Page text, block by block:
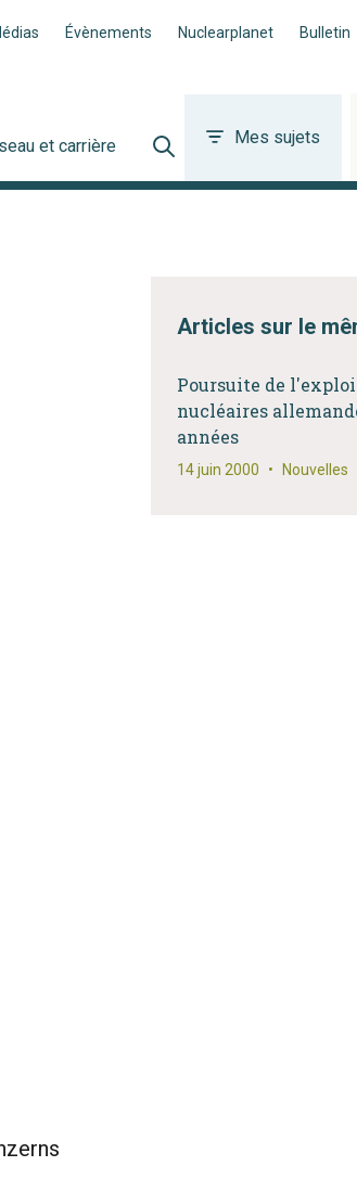
Évènements Nuclearplanet Bulletin
et carrière Mes sujets
Articles sur le
Poursuite de
nucléaires
années
14 juin 2000 • Nouvelles